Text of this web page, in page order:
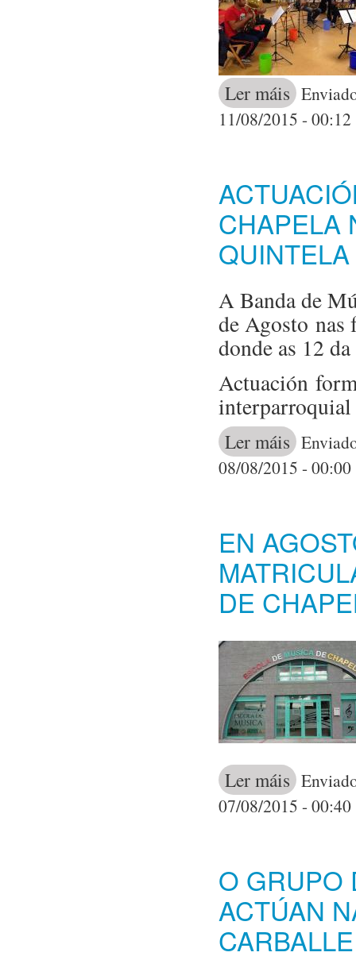
Ler máis acerca de
tuba e
11/08/2015 - 00:12
CHAPELA
A Banda de
de Agosto nas
donde as 12
Actuación
interparroquial
Ler máis acerca de
08/08/2015 - 00:00
EN
DE
Ler máis acerca de
07/08/2015 - 00:40
O GRUPO
ACTÚAN